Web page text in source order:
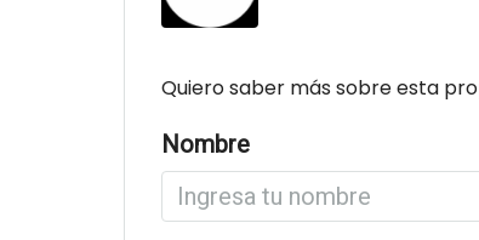
Quiero saber más sobre esta
Nombre